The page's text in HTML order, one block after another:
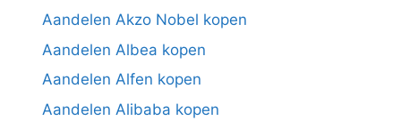
Aandelen Akzo Nobel kopen
Aandelen Albea kopen
Aandelen Alfen kopen
Aandelen Alibaba kopen